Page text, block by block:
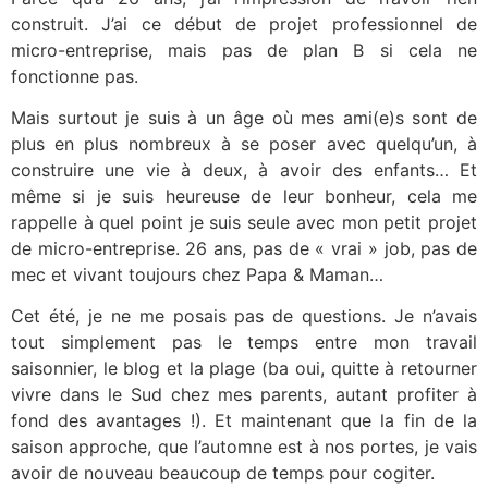
construit. J’ai ce début de projet professionnel de
micro-entreprise, mais pas de plan B si cela ne
fonctionne pas.
Mais surtout je suis à un âge où mes ami(e)s sont de
plus en plus nombreux à se poser avec quelqu’un, à
construire une vie à deux, à avoir des enfants… Et
même si je suis heureuse de leur bonheur, cela me
rappelle à quel point je suis seule avec mon petit projet
de micro-entreprise. 26 ans, pas de « vrai » job, pas de
mec et vivant toujours chez Papa & Maman…
Cet été, je ne me posais pas de questions. Je n’avais
tout simplement pas le temps entre mon travail
saisonnier, le blog et la plage (ba oui, quitte à retourner
vivre dans le Sud chez mes parents, autant profiter à
fond des avantages !). Et maintenant que la fin de la
saison approche, que l’automne est à nos portes, je vais
avoir de nouveau beaucoup de temps pour cogiter.